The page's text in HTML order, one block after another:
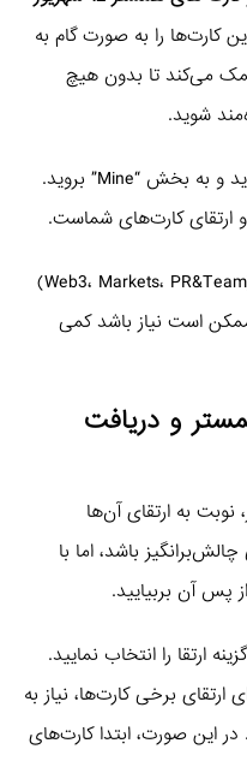
کارت‌ها را به صورت گام به
می‌کند تا بدون هیچ
شوید.
وارد ربات همستر کامبت شوید و به بخش “Mine” بروید.
کارت‌های شماست.
در بین بخش‌های مختلف (Web3، Markets، PR&Team)
است نیاز باشد کمی
و دریافت
به ارتقای آن‌ها
باشد، اما با
پس آن بربیایید.
ارتقا را انتخاب نمایید.
برخی کارت‌ها، نیاز به
این صورت، ابتدا کارت‌های